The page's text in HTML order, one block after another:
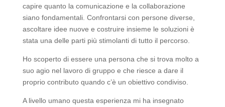
capire quanto la comunicazione e la collaborazione
siano fondamentali. Confrontarsi con persone diverse,
ascoltare idee nuove e costruire insieme le soluzioni è
stata una delle parti più stimolanti di tutto il percorso.
Ho scoperto di essere una persona che si trova molto a
suo agio nel lavoro di gruppo e che riesce a dare il
proprio contributo quando c’è un obiettivo condiviso.
A livello umano questa esperienza mi ha insegnato